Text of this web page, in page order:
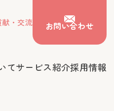
献・交流 お問い合わせ
てサービス紹介採用情報
・交流